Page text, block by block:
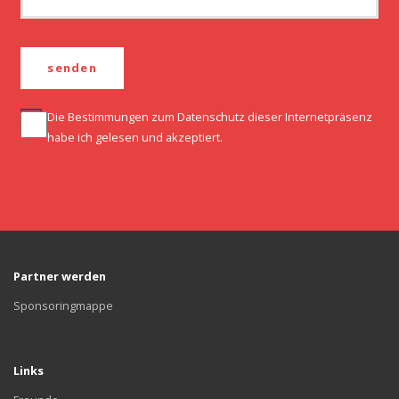
Die Bestimmungen zum Datenschutz dieser Internetpräsenz
habe ich gelesen und akzeptiert.
Partner werden
Sponsoringmappe
Links